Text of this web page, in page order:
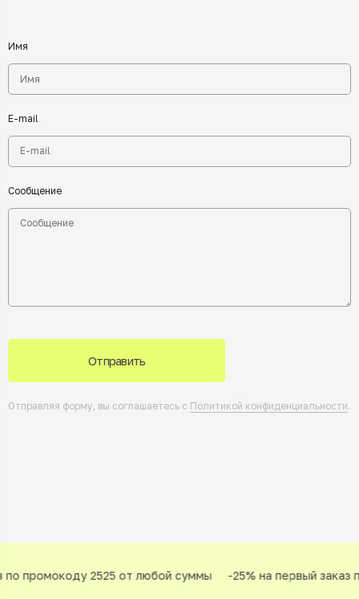
Имя
E-mail
Сообщение
Отправить
Отправляя форму, вы соглашаетесь с Политикой конфиденциальности.
промокоду 2525 от любой суммы -25% на первый заказ